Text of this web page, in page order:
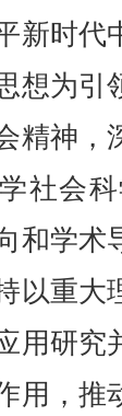
新时代
想为引
精神，
社会
和学术
以重大
用研究
用，